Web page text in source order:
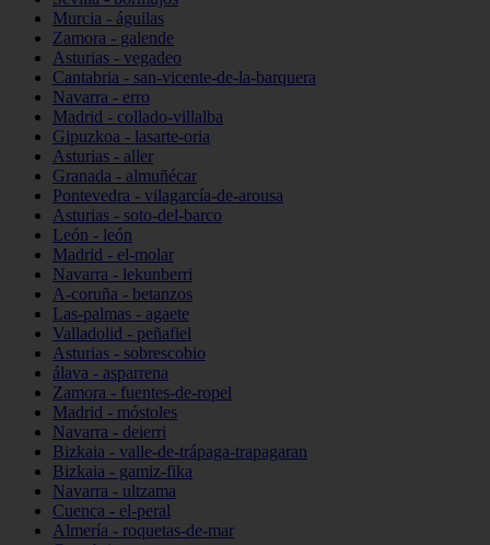
Murcia - águilas
Zamora - galende
Asturias - vegadeo
Cantabria - san-vicente-de-la-barquera
Navarra - erro
Madrid - collado-villalba
Gipuzkoa - lasarte-oria
Asturias - aller
Granada - almuñécar
Pontevedra - vilagarcía-de-arousa
Asturias - soto-del-barco
León - león
Madrid - el-molar
Navarra - lekunberri
A-coruña - betanzos
Las-palmas - agaete
Valladolid - peñafiel
Asturias - sobrescobio
álava - asparrena
Zamora - fuentes-de-ropel
Madrid - móstoles
Navarra - deierri
Bizkaia - valle-de-trápaga-trapagaran
Bizkaia - gamiz-fika
Navarra - ultzama
Cuenca - el-peral
Almería - roquetas-de-mar